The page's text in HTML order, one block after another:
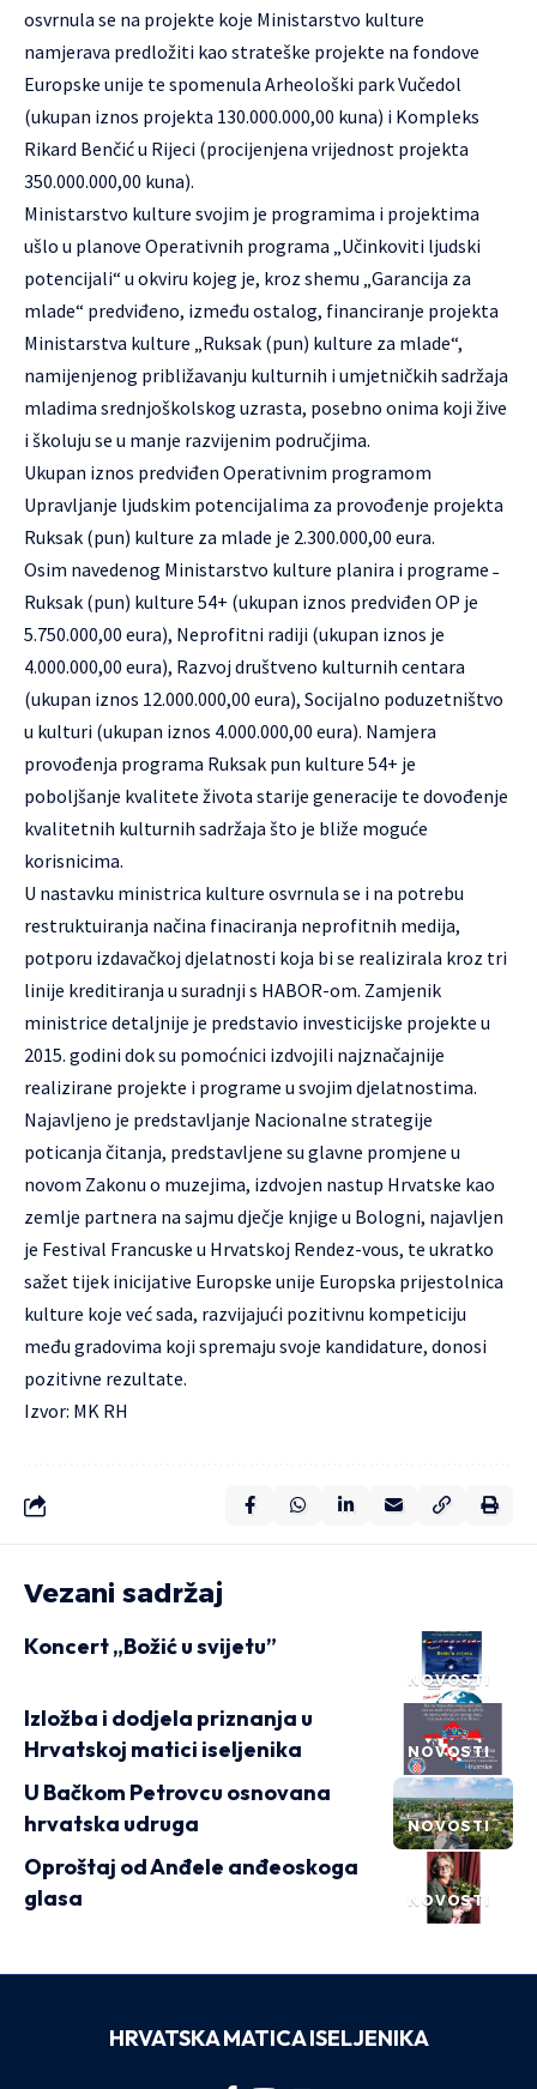
osvrnula se na projekte koje Ministarstvo kulture
namjerava predložiti kao strateške projekte na fondove
Europske unije te spomenula Arheološki park Vučedol
(ukupan iznos projekta 130.000.000,00 kuna) i Kompleks
Rikard Benčić u Rijeci (procijenjena vrijednost projekta
350.000.000,00 kuna).
Ministarstvo kulture svojim je programima i projektima
ušlo u planove Operativnih programa „Učinkoviti ljudski
potencijali“ u okviru kojeg je, kroz shemu „Garancija za
mlade“ predviđeno, između ostalog, financiranje projekta
Ministarstva kulture „Ruksak (pun) kulture za mlade“,
namijenjenog približavanju kulturnih i umjetničkih sadržaja
mladima srednjoškolskog uzrasta, posebno onima koji žive
i školuju se u manje razvijenim područjima.
Ukupan iznos predviđen Operativnim programom
Upravljanje ljudskim potencijalima za provođenje projekta
Ruksak (pun) kulture za mlade je 2.300.000,00 eura.
Osim navedenog Ministarstvo kulture planira i programe ˗
Ruksak (pun) kulture 54+ (ukupan iznos predviđen OP je
5.750.000,00 eura), Neprofitni radiji (ukupan iznos je
4.000.000,00 eura), Razvoj društveno kulturnih centara
(ukupan iznos 12.000.000,00 eura), Socijalno poduzetništvo
u kulturi (ukupan iznos 4.000.000,00 eura). Namjera
provođenja programa Ruksak pun kulture 54+ je
poboljšanje kvalitete života starije generacije te dovođenje
kvalitetnih kulturnih sadržaja što je bliže moguće
korisnicima.
U nastavku ministrica kulture osvrnula se i na potrebu
restruktuiranja načina finaciranja neprofitnih medija,
potporu izdavačkoj djelatnosti koja bi se realizirala kroz tri
linije kreditiranja u suradnji s HABOR-om. Zamjenik
ministrice detaljnije je predstavio investicijske projekte u
2015. godini dok su pomoćnici izdvojili najznačajnije
realizirane projekte i programe u svojim djelatnostima.
Najavljeno je predstavljanje Nacionalne strategije
poticanja čitanja, predstavljene su glavne promjene u
novom Zakonu o muzejima, izdvojen nastup Hrvatske kao
zemlje partnera na sajmu dječje knjige u Bologni, najavljen
je Festival Francuske u Hrvatskoj Rendez-vous, te ukratko
sažet tijek inicijative Europske unije Europska prijestolnica
kulture koje već sada, razvijajući pozitivnu kompeticiju
među gradovima koji spremaju svoje kandidature, donosi
pozitivne rezultate.
Izvor: MK RH
Vezani sadržaj
NOVOSTI
Koncert „Božić u svijetu”
NOVOSTI
Izložba i dodjela priznanja u
Hrvatskoj matici iseljenika
NOVOSTI
U Bačkom Petrovcu osnovana
hrvatska udruga
NOVOSTI
Oproštaj od Anđele anđeoskoga
glasa
HRVATSKA MATICA ISELJENIKA